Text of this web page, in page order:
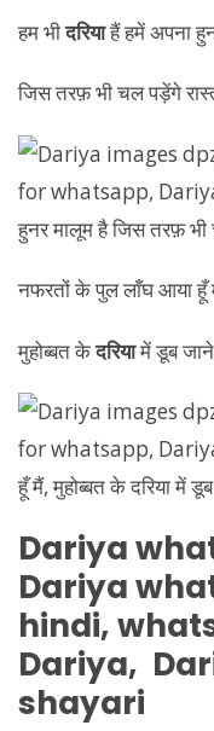
हम भीदरियाहैं हमें अपना
जिस तरफ़ भी चल पड़ेंगे
नफरतों के पुल लाँघ आया हूँ
मुहोब्बत केदरियामें डूब
Dariya
Dariya
hindi,
Dariya,
shayari